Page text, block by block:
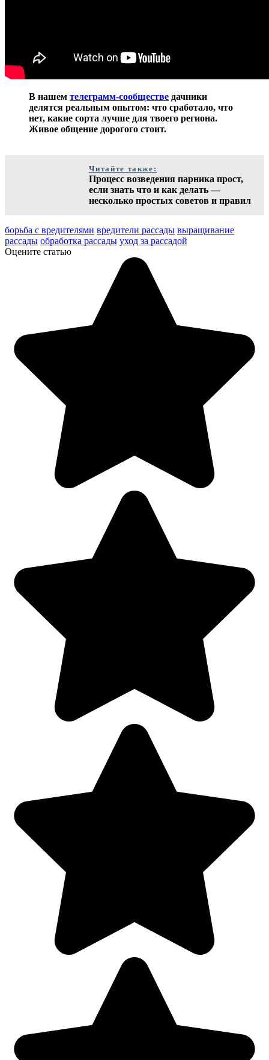
В нашем телеграмм-сообществе дачники
делятся реальным опытом: что сработало, что
нет, какие сорта лучше для твоего региона.
Живое общение дорогого стоит.
Читайте также:
Процесс возведения парника прост,
если знать что и как делать —
несколько простых советов и правил
борьба с вредителями вредители рассады выращивание
рассады обработка рассады уход за рассадой
Оцените статью